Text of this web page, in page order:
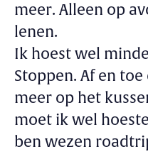
meer. Alleen op
lenen.
Ik hoest wel
Stoppen. Af en
meer op het
moet ik wel
ben wezen